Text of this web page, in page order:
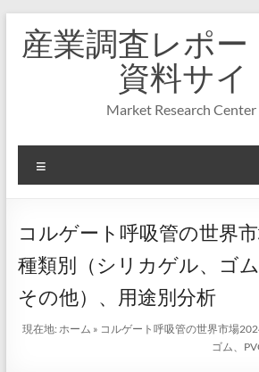
キ
プ
産業調査レポー
資料サイ
Market Research
ニ
ー
コルゲート呼吸管の世界
種類別（シリカゲル、ゴム
その他）、用途別分析
現在地:ホーム » コルゲート呼吸管の世界市場
ゴム、